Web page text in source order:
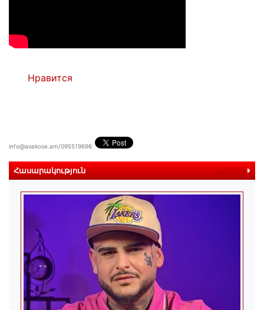
Нравится
info@asekose.am/095519696
Հասարակություն ավելին